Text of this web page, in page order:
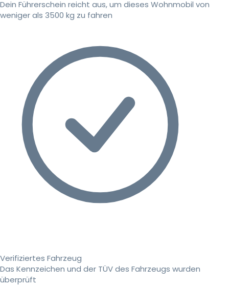
Dein Führerschein reicht aus, um dieses Wohnmobil von
weniger als 3500 kg zu fahren
Verifiziertes Fahrzeug
Das Kennzeichen und der TÜV des Fahrzeugs wurden
überprüft